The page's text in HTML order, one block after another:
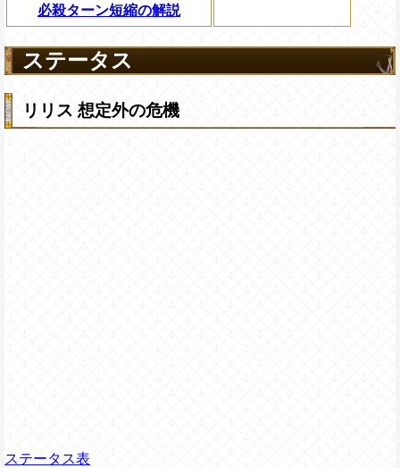
必殺ターン短縮の解説
ステータス
リリス 想定外の危機
ステータス表